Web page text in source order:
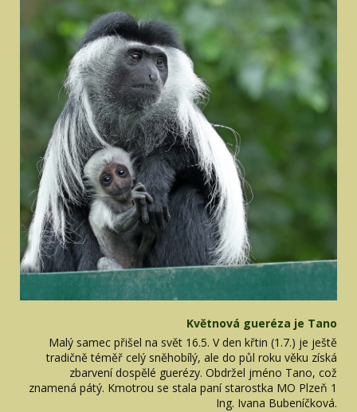
Květnová gueréza je Tano
Malý samec přišel na svět 16.5. V den křtin (1.7.) je ještě
tradičně téměř celý sněhobílý, ale do půl roku věku získá
zbarvení dospělé guerézy. Obdržel jméno Tano, což
znamená pátý. Kmotrou se stala paní starostka MO Plzeň 1
Ing. Ivana Bubeníčková.